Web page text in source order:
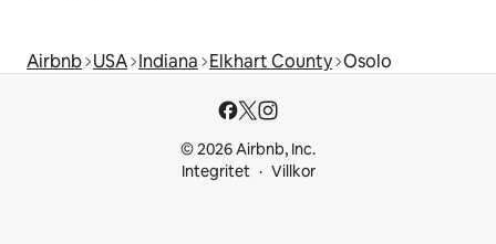
Airbnb USA Indiana Elkhart County Osolo
© 2026 Airbnb, Inc.
Integritet
Villkor